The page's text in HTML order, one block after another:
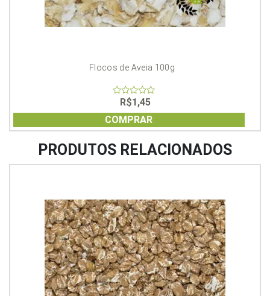
Flocos de Aveia 100g
of
5
R$1,45
COMPRAR
PRODUTOS RELACIONADOS